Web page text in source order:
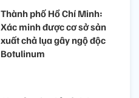
Thành phố Hồ Chí Minh:
Xác minh được cơ sở sản
xuất chả lụa gây ngộ độc
Botulinum